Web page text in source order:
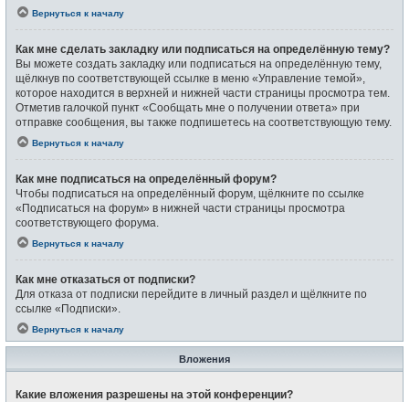
Вернуться к началу
Как мне сделать закладку или подписаться на определённую тему?
Вы можете создать закладку или подписаться на определённую тему,
щёлкнув по соответствующей ссылке в меню «Управление темой»,
которое находится в верхней и нижней части страницы просмотра тем.
Отметив галочкой пункт «Сообщать мне о получении ответа» при
отправке сообщения, вы также подпишетесь на соответствующую тему.
Вернуться к началу
Как мне подписаться на определённый форум?
Чтобы подписаться на определённый форум, щёлкните по ссылке
«Подписаться на форум» в нижней части страницы просмотра
соответствующего форума.
Вернуться к началу
Как мне отказаться от подписки?
Для отказа от подписки перейдите в личный раздел и щёлкните по
ссылке «Подписки».
Вернуться к началу
Вложения
Какие вложения разрешены на этой конференции?